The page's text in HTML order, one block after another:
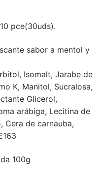
pce(30uds).
sabor a mentol y
Isomalt, Jarabe de
K, Manitol, Sucralosa,
Glicerol,
arábiga, Lecitina de
Cera de carnauba,
100g